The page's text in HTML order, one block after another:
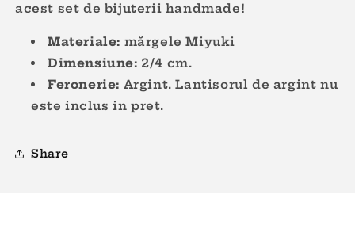
acest set de bijuterii handmade!
Materiale: mărgele Miyuki
Dimensiune: 2/4 cm.
Feronerie: Argint. Lantisorul de argint nu
este inclus in pret.
Share